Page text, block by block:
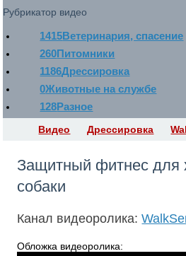
Рубрикатор видео
1415Ветеринария, спасение
260Питомники
1186Дрессировка
0Животные на службе
128Разное
Видео Дрессировка
Защитный фитнес для
собаки
Канал видеоролика:
Обложка видеоролика: